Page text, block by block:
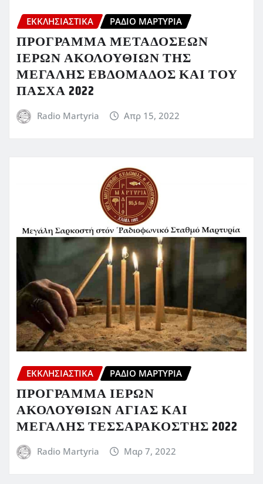
ΕΚΚΛΗΣΙΑΣΤΙΚΆ ΡΆΔΙΟ ΜΑΡΤΥΡΊΑ
ΠΡΟΓΡΑΜΜΑ ΜΕΤΑΔΟΣΕΩΝ
ΙΕΡΩΝ ΑΚΟΛΟΥΘΙΩΝ ΤΗΣ
ΜΕΓΑΛΗΣ ΕΒΔΟΜΑΔΟΣ ΚΑΙ ΤΟΥ
ΠΑΣΧΑ 2022
Radio Martyria Απρ 15, 2022
ΕΚΚΛΗΣΙΑΣΤΙΚΆ ΡΆΔΙΟ ΜΑΡΤΥΡΊΑ
ΠΡΟΓΡΑΜΜΑ ΙΕΡΩΝ
ΑΚΟΛΟΥΘΙΩΝ ΑΓΙΑΣ ΚΑΙ
ΜΕΓΑΛΗΣ ΤΕΣΣΑΡΑΚΟΣΤΗΣ 2022
Radio Martyria Μαρ 7, 2022